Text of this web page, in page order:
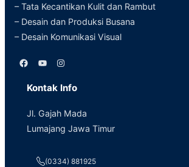
– Tata Kecantikan Kulit dan Rambut
– Desain dan Produksi Busana
– Desain Komunikasi Visual
Facebook YouTube Instagram
Kontak Info
Jl. Gajah Mada
Lumajang Jawa Timur
(0334) 881925